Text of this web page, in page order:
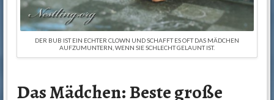
DER BUB IST EIN ECHTER CLOWN UND SCHAFFT ES OFT DAS MÄDCHEN
AUFZUMUNTERN, WENN SIE SCHLECHT GELAUNT IST.
Das Mädchen: Beste große